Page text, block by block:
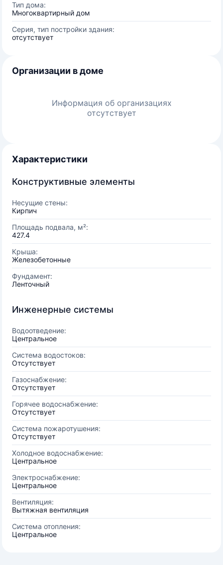
Тип дома:
Многоквартирный дом
Серия, тип постройки здания:
отсутствует
Организации в доме
Информация об организациях
отсутствует
Характеристики
Конструктивные элементы
Несущие стены:
Кирпич
Площадь подвала, м²:
427.4
Крыша:
Железобетонные
Фундамент:
Ленточный
Инженерные системы
Водоотведение:
Центральное
Система водостоков:
Отсутствует
Газоснабжение:
Отсутствует
Горячее водоснабжение:
Отсутствует
Система пожаротушения:
Отсутствует
Холодное водоснабжение:
Центральное
Электроснабжение:
Центральное
Вентиляция:
Вытяжная вентиляция
Система отопления:
Центральное